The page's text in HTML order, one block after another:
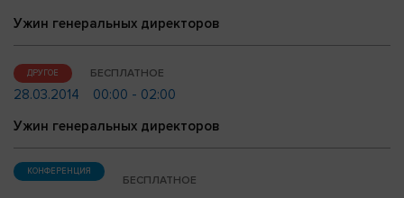
Ужин генеральных директоров
ДРУГОЕ БЕСПЛАТНОЕ
28.03.2014
00:00 - 02:00
Ужин генеральных директоров
КОНФЕРЕНЦИЯ
БЕСПЛАТНОЕ